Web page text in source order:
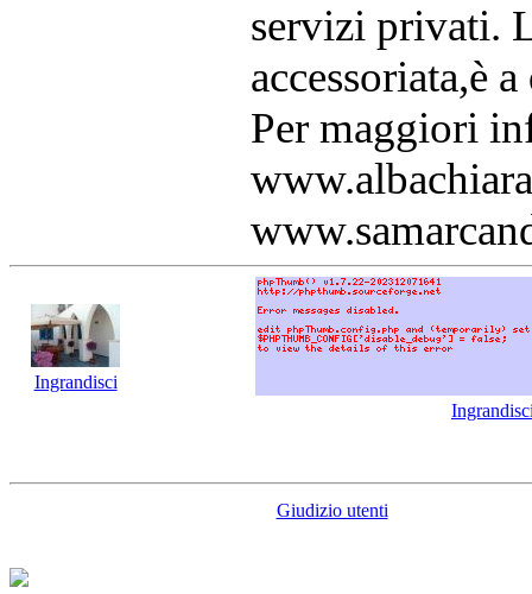
servizi privati.
accessoriata,è
Per maggiori
Ingrandisci
Giudizio utenti